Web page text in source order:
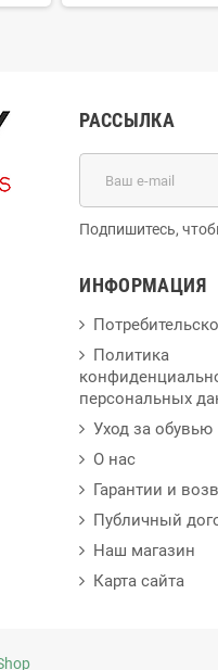
РАССЫЛКА
Подпишитесь,
ИНФОРМАЦИЯ
Политика
персональных
Уход за обувью
О нас
Гарантии и
Публичный
Наш магазин
Карта сайта